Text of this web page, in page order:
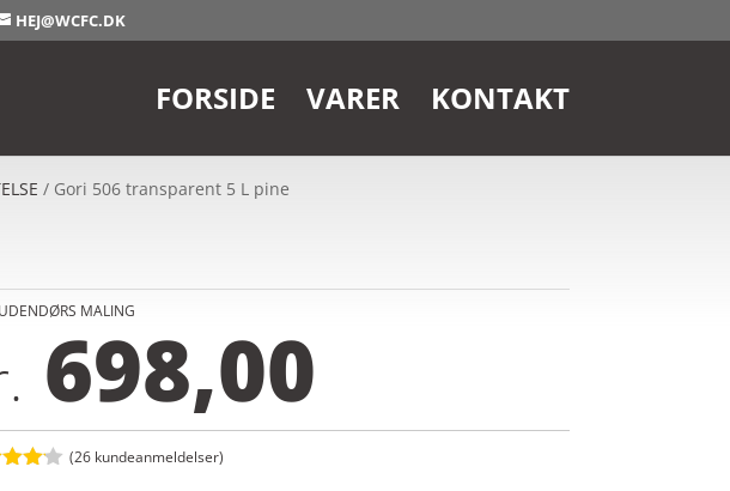
HEJ@WCFC.DK
FORSIDE VARER KONTAKT
/ Gori 506 transparent 5 L pine
UDENDØRS MALING
698,00
(26kundeanmeldelser)